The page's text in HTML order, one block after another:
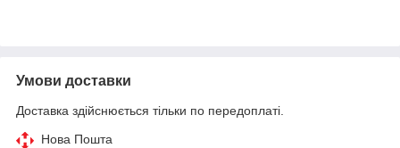
Умови доставки
Доставка здійснюється тільки по передоплаті.
Нова Пошта